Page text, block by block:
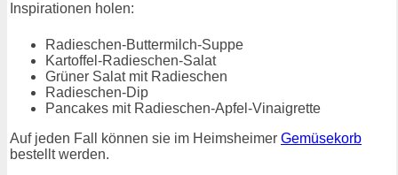
Inspirationen holen:
Radieschen-Buttermilch-Suppe
Kartoffel-Radieschen-Salat
Grüner Salat mit Radieschen
Radieschen-Dip
Pancakes mit Radieschen-Apfel-Vinaigrette
Auf jeden Fall können sie im Heimsheimer Gemüsekorb
bestellt werden.